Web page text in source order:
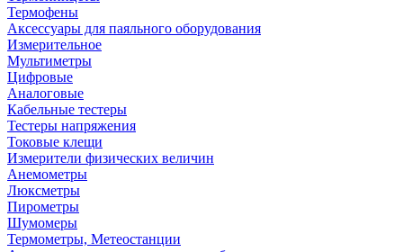
Термофены
Аксессуары для паяльного оборудования
Измерительное
Мультиметры
Цифровые
Аналоговые
Кабельные тестеры
Тестеры напряжения
Токовые клещи
Измерители физических величин
Анемометры
Люксметры
Пирометры
Шумомеры
Термометры, Метеостанции